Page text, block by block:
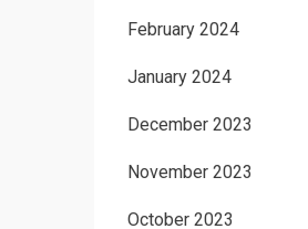
February 2024
January 2024
December 2023
November 2023
October 2023